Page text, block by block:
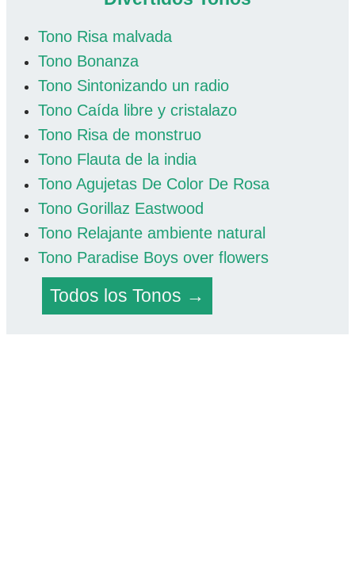
Tono Risa malvada
Tono Bonanza
Tono Sintonizando un radio
Tono Caída libre y cristalazo
Tono Risa de monstruo
Tono Flauta de la india
Tono Agujetas De Color De Rosa
Tono Gorillaz Eastwood
Tono Relajante ambiente natural
Tono Paradise Boys over flowers
Todos los Tonos →